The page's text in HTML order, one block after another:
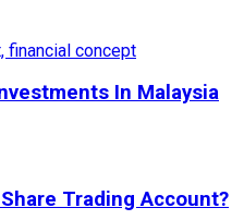
In Malaysia
Trading Account?